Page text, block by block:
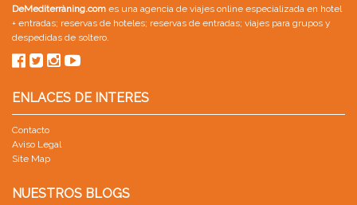
DeMediterràning.com es una agencia de viajes online especializada en hotel
+ entradas; reservas de hoteles; reservas de entradas; viajes para grupos y
despedidas de soltero
ENLACES DE INTERES
Contacto
Aviso Legal
Site Map
NUESTROS BLOGS